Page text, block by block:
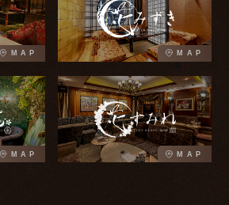
MAP MAP
MAP MAP